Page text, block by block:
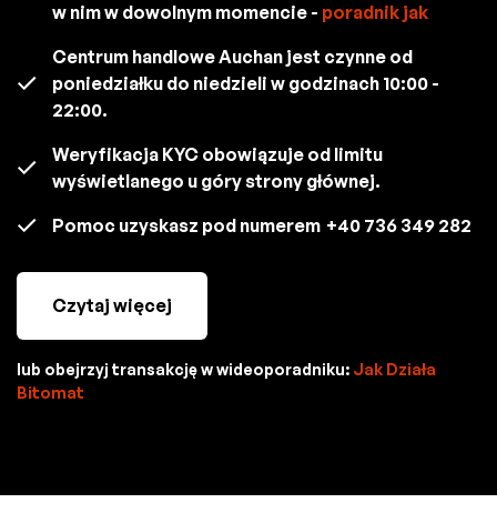
w nim w dowolnym momencie - poradnik jak
Centrum handlowe Auchan jest czynne od
poniedziałku do niedzieli w godzinach 10:00 -
22:00.
Weryfikacja KYC obowiązuje od limitu
wyświetlanego u góry strony głównej.
Pomoc uzyskasz pod numerem +40 736 349 282
Czytaj więcej
lub obejrzyj transakcję w wideoporadniku: Jak Działa
Bitomat